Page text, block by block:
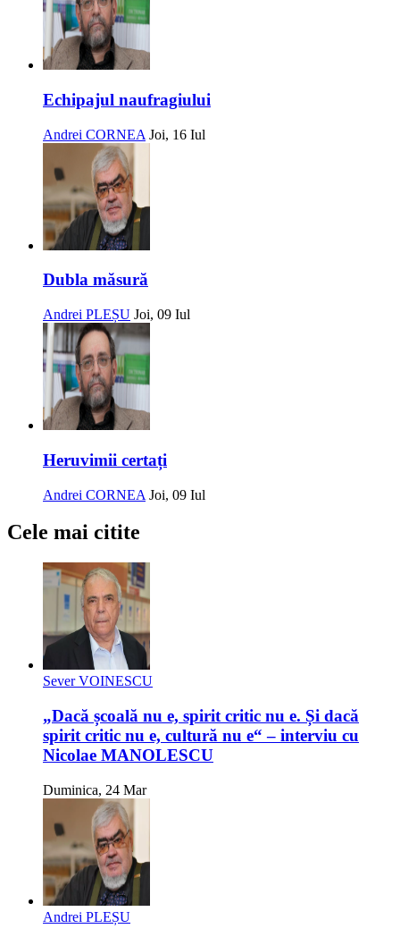
Echipajul naufragiului
Andrei CORNEA Joi, 16 Iul
Dubla măsură
Andrei PLEȘU Joi, 09 Iul
Heruvimii certați
Andrei CORNEA Joi, 09 Iul
Cele mai citite
Sever VOINESCU
„Dacă școală nu e, spirit critic nu e. Și dacă
spirit critic nu e, cultură nu e“ – interviu cu
Nicolae MANOLESCU
Duminica, 24 Mar
Andrei PLEȘU